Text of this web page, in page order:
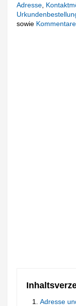
Adresse
sowie
Adresse